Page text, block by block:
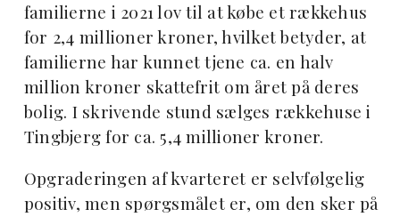
familierne i 2021 lov til at købe et rækkehus
for 2,4 millioner kroner, hvilket betyder, at
familierne har kunnet tjene ca. en halv
million kroner skattefrit om året på deres
bolig. I skrivende stund sælges rækkehuse i
Tingbjerg for ca. 5,4 millioner kroner.
Opgraderingen af kvarteret er selvfølgelig
positiv, men spørgsmålet er, om den sker på